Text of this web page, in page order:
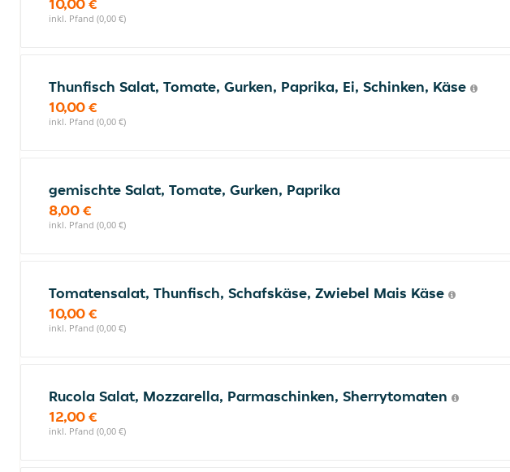
inkl. Pfand (0,00 €)
Thunfisch Salat, Tomate, Gurken, Paprika, Ei, Schinken, Käse
10,00 €
inkl. Pfand (0,00 €)
gemischte Salat, Tomate, Gurken, Paprika
8,00 €
inkl. Pfand (0,00 €)
Tomatensalat, Thunfisch, Schafskäse, Zwiebel Mais Käse
10,00 €
inkl. Pfand (0,00 €)
Rucola Salat, Mozzarella, Parmaschinken, Sherrytomaten
12,00 €
inkl. Pfand (0,00 €)